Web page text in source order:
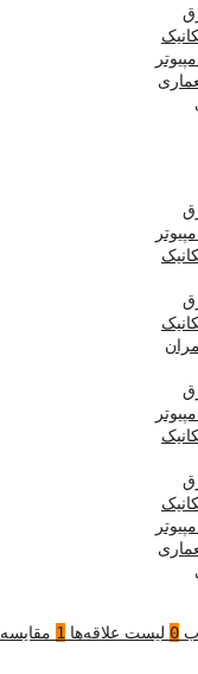
0 لیست علاقه‌ها 1 مقایسه